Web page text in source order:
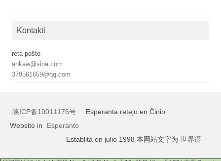
Kontakti
reta poŝto
ankaw@sina.com
379561659@qq.com
陕ICP备10011176号 Esperanta retejo en Ĉinio
Website in
Esperanto
Establita en julio 1998 本网站文字为 世界语